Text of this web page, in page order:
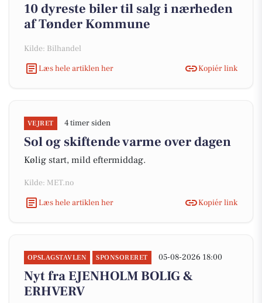
10 dyreste biler til salg i nærheden
af Tønder Kommune
Kilde: Bilhandel
Læs hele artiklen her
Kopiér link
VEJRET 4 timer siden
Sol og skiftende varme over dagen
Kølig start, mild eftermiddag.
Kilde: MET.no
Læs hele artiklen her
Kopiér link
OPSLAGSTAVLEN SPONSORERET 05-08-2026 18:00
Nyt fra EJENHOLM BOLIG &
ERHVERV